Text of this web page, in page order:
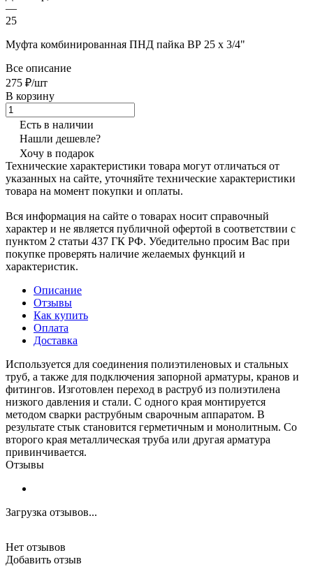
—
25
Муфта комбинированная ПНД пайка ВР 25 х 3/4"
Все описание
275 ₽/шт
В корзину
Есть в наличии
Нашли дешевле?
Хочу в подарок
Технические характеристики товара могут отличаться от
указанных на сайте, уточняйте технические характеристики
товара на момент покупки и оплаты.
Вся информация на сайте о товарах носит справочный
характер и не является публичной офертой в соответствии с
пунктом 2 статьи 437 ГК РФ. Убедительно просим Вас при
покупке проверять наличие желаемых функций и
характеристик.
Описание
Отзывы
Как купить
Оплата
Доставка
Используется для соединения полиэтиленовых и стальных
труб, а также для подключения запорной арматуры, кранов и
фитингов. Изготовлен переход в раструб из полиэтилена
низкого давления и стали. С одного края монтируется
методом сварки раструбным сварочным аппаратом. В
результате стык становится герметичным и монолитным. Со
второго края металлическая труба или другая арматура
привинчивается.
Отзывы
Загрузка отзывов...
Нет отзывов
Добавить отзыв